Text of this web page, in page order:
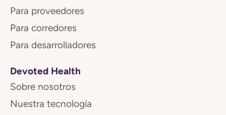
Para proveedores
Para corredores
Para desarrolladores
Devoted Health
Sobre nosotros
Nuestra tecnología